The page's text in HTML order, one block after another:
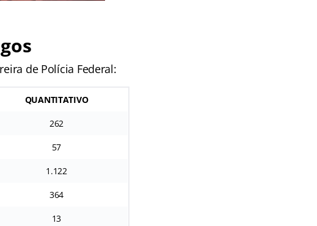
de Polícia Federal:
QUANTITATIVO
262
57
1.122
364
13